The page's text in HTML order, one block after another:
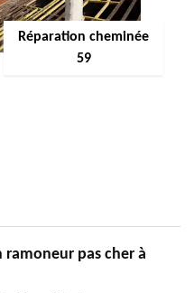
Réparation cheminée
59
ramoneur pas cher à